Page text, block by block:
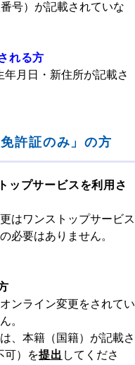
号）が記載されていな
れる方
年月日・新住所が記載さ
許証のみ」の方
ップサービスを利用さ
はワンストップサービス
必要はありません。
ンライン変更をされてい
。
、本籍（国籍）が記載さ
可）を提出 してくださ